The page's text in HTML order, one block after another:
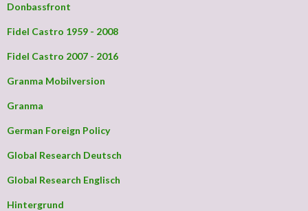
Donbassfront
Fidel Castro 1959 - 2008
Fidel Castro 2007 - 2016
Granma Mobilversion
Granma
German Foreign Policy
Global Research Deutsch
Global Research Englisch
Hintergrund